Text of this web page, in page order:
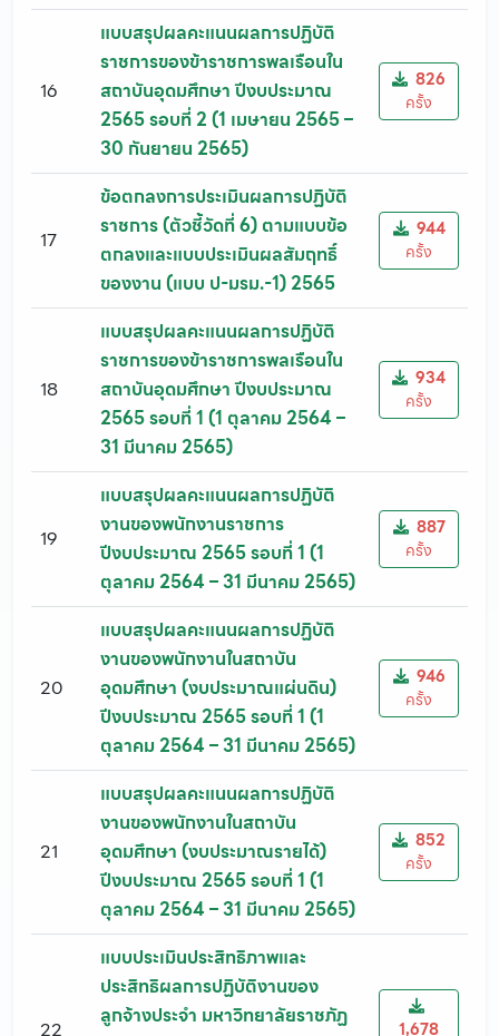
16
แบบสรุปผลคะแนนผลการปฏิบัติ
ราชการของข้าราชการพลเรือนใน
สถาบันอุดมศึกษา ปีงบประมาณ
2565 รอบที่ 2 (1 เมษายน 2565 –
30 กันยายน 2565)
826
ครั้ง
17
ข้อตกลงการประเมินผลการปฏิบัติ
ราชการ (ตัวชี้วัดที่ 6) ตามแบบข้อ
ตกลงและแบบประเมินผลสัมฤทธิ์
ของงาน (แบบ ป-มรม.-1) 2565
944
ครั้ง
18
แบบสรุปผลคะแนนผลการปฏิบัติ
ราชการของข้าราชการพลเรือนใน
สถาบันอุดมศึกษา ปีงบประมาณ
2565 รอบที่ 1 (1 ตุลาคม 2564 –
31 มีนาคม 2565)
934
ครั้ง
19
แบบสรุปผลคะแนนผลการปฏิบัติ
งานของพนักงานราชการ
ปีงบประมาณ 2565 รอบที่ 1 (1
ตุลาคม 2564 – 31 มีนาคม 2565)
887
ครั้ง
20
แบบสรุปผลคะแนนผลการปฏิบัติ
งานของพนักงานในสถาบัน
อุดมศึกษา (งบประมาณแผ่นดิน)
ปีงบประมาณ 2565 รอบที่ 1 (1
ตุลาคม 2564 – 31 มีนาคม 2565)
946
ครั้ง
21
แบบสรุปผลคะแนนผลการปฏิบัติ
งานของพนักงานในสถาบัน
อุดมศึกษา (งบประมาณรายได้)
ปีงบประมาณ 2565 รอบที่ 1 (1
ตุลาคม 2564 – 31 มีนาคม 2565)
852
ครั้ง
22
แบบประเมินประสิทธิภาพและ
ประสิทธิผลการปฏิบัติงานของ
ลูกจ้างประจำ มหาวิทยาลัยราชภัฏ
1,678